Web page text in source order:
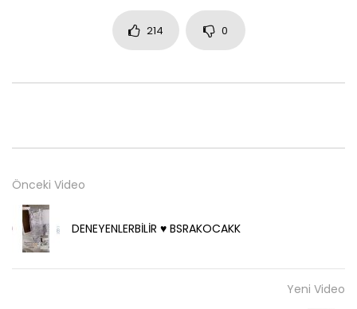
214 0
Önceki Video
DENEYENLERBİLİR ♥️ BSRAKOCAKK
Yeni Video